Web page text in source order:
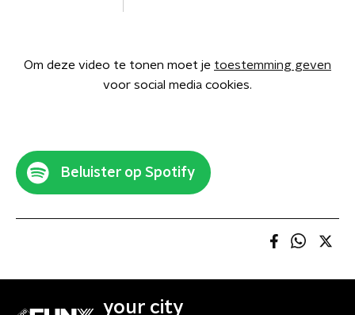
Om deze video te tonen moet je toestemming geven
voor social media cookies.
Beluister op Spotify
your city